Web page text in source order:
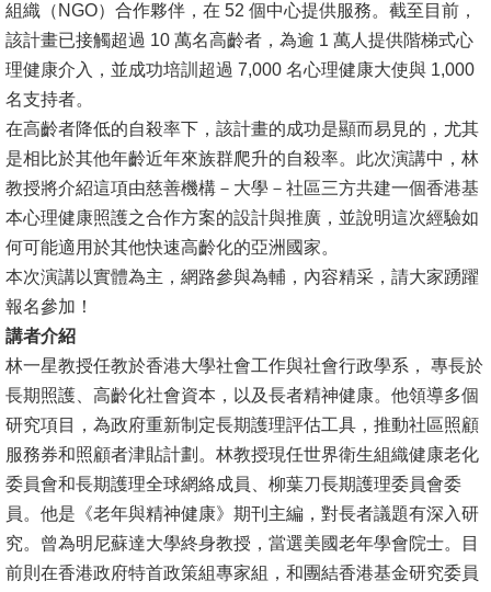
輔
&
學
輔
捐
款
源
書
回
首
頁
組織（NGO）合作夥伴，在 52 個中心提供服務。截至目前，
該計畫已接觸超過 10 萬名高齡者，為逾 1 萬人提供階梯式心
理健康介入，並成功培訓超過 7,000 名心理健康大使與 1,000
名支持者。
在高齡者降低的自殺率下，該計畫的成功是顯而易見的，尤其
是相比於其他年齡近年來族群爬升的自殺率。此次演講中，林
教授將介紹這項由慈善機構－大學－社區三方共建一個香港基
本心理健康照護之合作方案的設計與推廣，並說明這次經驗如
何可能適用於其他快速高齡化的亞洲國家。
本次演講以實體為主，網路參與為輔，內容精采，請大家踴躍
報名參加！
講者介紹
林一星教授任教於香港大學社會工作與社會行政學系， 專長於
長期照護、高齡化社會資本，以及長者精神健康。他領導多個
研究項目，為政府重新制定長期護理評估工具，推動社區照顧
服務券和照顧者津貼計劃。林教授現任世界衛生組織健康老化
委員會和長期護理全球網絡成員、柳葉刀長期護理委員會委
員。他是《老年與精神健康》期刊主編，對長者議題有深入研
究。曾為明尼蘇達大學終身教授，當選美國老年學會院士。目
前則在香港政府特首政策組專家組，和團結香港基金研究委員